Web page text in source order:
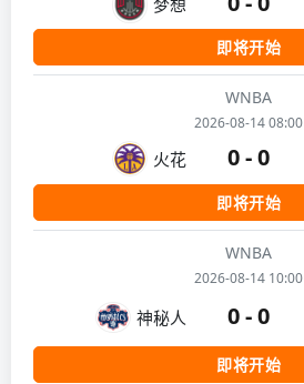
梦想
即将开始
WNBA
2026-08-14 08:00
火花 0 - 0
即将开始
WNBA
2026-08-14 10:00
神秘人 0 - 0
即将开始